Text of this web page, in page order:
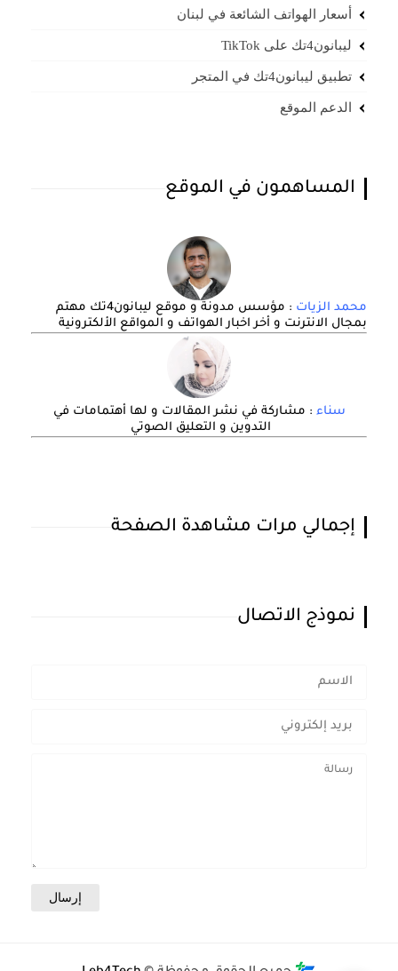
أسعار الهواتف الشائعة في لبنان
ليبانون4تك على TikTok
تطبيق ليبانون4تك في المتجر
الدعم الموقع
المساهمون في الموقع
محمد الزيات
: مؤسس مدونة و موقع ليبانون4تك مهتم
بمجال الانترنت و أخر اخبار الهواتف و المواقع الألكترونية
سناء : مشاركة في نشر المقالات و لها أهتمامات في
التدوين و التعليق الصوتي
إجمالي مرات مشاهدة الصفحة
نموذج الاتصال